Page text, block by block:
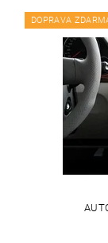
DOPRAVA